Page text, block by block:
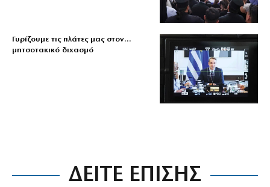
Γυρίζουμε τις πλάτες μας στον…
μητσοτακικό διχασμό
ΔΕΙΤΕ ΕΠΙΣΗΣ